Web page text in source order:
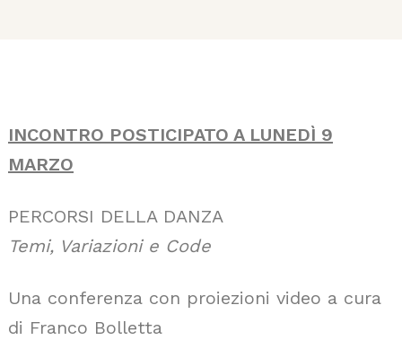
INCONTRO POSTICIPATO A LUNEDÌ 9
MARZO
PERCORSI DELLA DANZA
Temi, Variazioni e Code
Una conferenza con proiezioni video a cura
di Franco Bolletta